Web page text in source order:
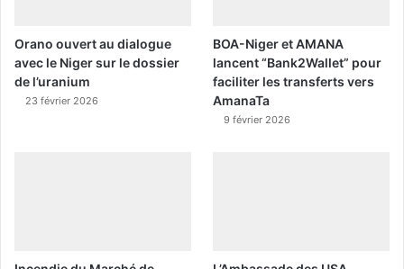
Orano ouvert au dialogue
avec le Niger sur le dossier
de l’uranium
23 février 2026
BOA-Niger et AMANA
lancent “Bank2Wallet” pour
faciliter les transferts vers
AmanaTa
9 février 2026